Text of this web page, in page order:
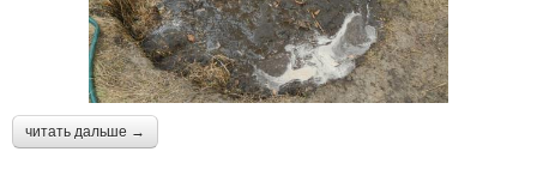
читать дальше →